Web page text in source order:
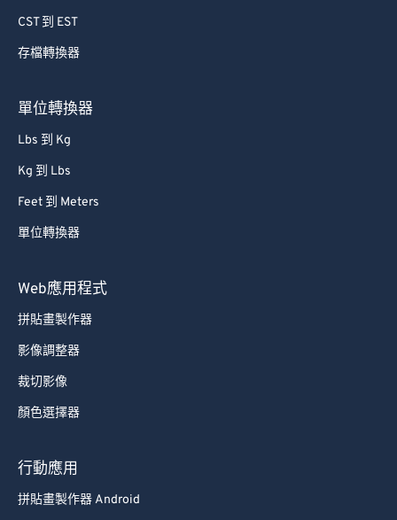
CST 到 EST
存檔轉換器
單位轉換器
Lbs 到 Kg
Kg 到 Lbs
Feet 到 Meters
單位轉換器
Web應用程式
拼貼畫製作器
影像調整器
裁切影像
顏色選擇器
行動應用
拼貼畫製作器 Android